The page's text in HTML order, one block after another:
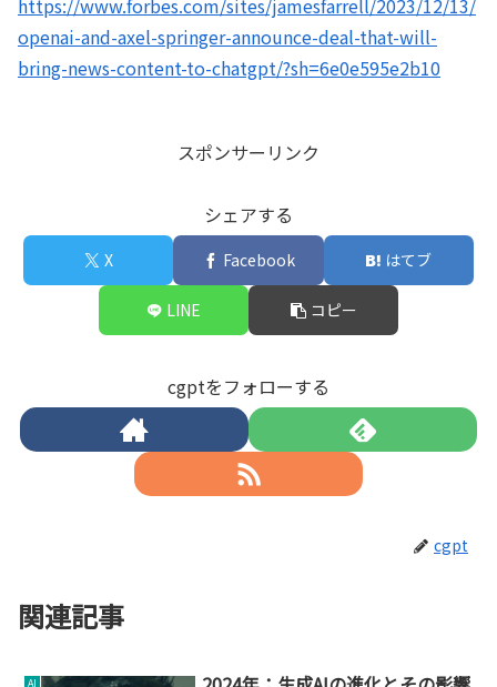
openai-and-axel-springer-announce-deal-that-will-
bring-news-content-to-chatgpt/?sh=6e0e595e2b10
スポンサーリンク
シェアする
X Facebook はてブ
LINE コピー
cgptをフォローする
cgpt
関連記事
AI